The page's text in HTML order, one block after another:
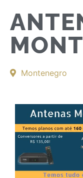
Montenegro